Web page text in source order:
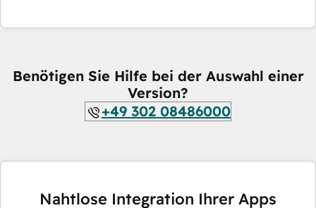
Benötigen Sie Hilfe bei der Auswahl einer
Version?
+49 302 08486000
Nahtlose Integration Ihrer Apps